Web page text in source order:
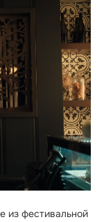
из фестивальной